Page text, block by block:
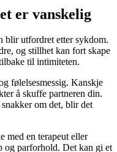
er vanskelig
blir utfordret etter sykdom.
og stillhet kan fort skape
til intimiteten.
følelsesmessig. Kanskje
å skuffe partneren din.
om det, blir det
med en terapeut eller
og parforhold. Det kan gi et